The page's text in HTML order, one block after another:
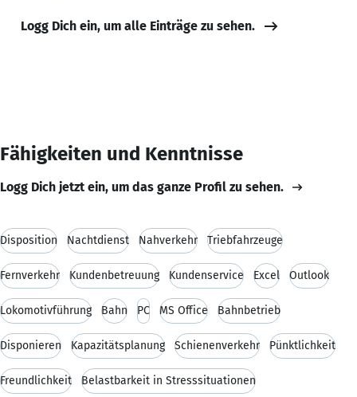
Logg Dich ein, um alle Einträge zu sehen.
Fähigkeiten und Kenntnisse
Logg Dich jetzt ein, um das ganze Profil zu sehen.
Disposition Nachtdienst Nahverkehr Triebfahrzeuge
Fernverkehr Kundenbetreuung Kundenservice Excel Outlook
Lokomotivführung Bahn PC MS Office Bahnbetrieb
Disponieren Kapazitätsplanung Schienenverkehr Pünktlichkeit
Freundlichkeit Belastbarkeit in Stresssituationen